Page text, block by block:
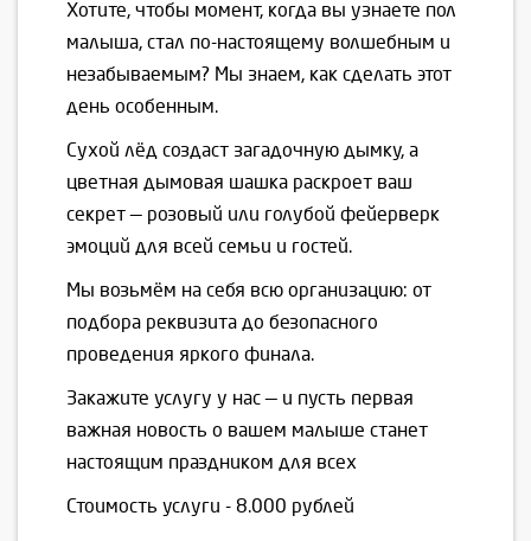
Хотите, чтобы момент, когда вы узнаете пол
малыша, стал по-настоящему волшебным и
незабываемым? Мы знаем, как сделать этот
день особенным.
Сухой лёд создаст загадочную дымку, а
цветная дымовая шашка раскроет ваш
секрет — розовый или голубой фейерверк
эмоций для всей семьи и гостей.
Мы возьмём на себя всю организацию: от
подбора реквизита до безопасного
проведения яркого финала.
Закажите услугу у нас — и пусть первая
важная новость о вашем малыше станет
настоящим праздником для всех
Стоимость услуги - 8.000 рублей